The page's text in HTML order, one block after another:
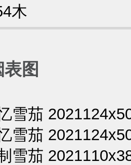
木
图
雪茄
雪茄
雪茄